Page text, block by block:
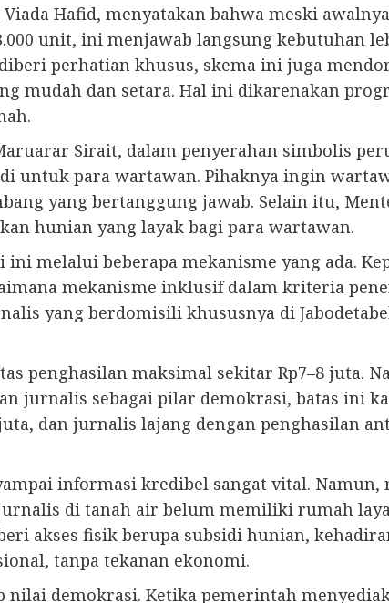
Hafid, menyatakan bahwa meski
unit, ini menjawab langsung kebutuhan
perhatian khusus, skema ini juga
mudah dan setara. Hal ini dikarenakan
Sirait, dalam penyerahan simbolis
untuk para wartawan. Pihaknya ingin
yang bertanggung jawab. Selain itu,
hunian yang layak bagi para wartawan.
melalui beberapa mekanisme yang ada.
mekanisme inklusif dalam kriteria
yang berdomisili khususnya di
penghasilan maksimal sekitar Rp7–8 juta.
jurnalis sebagai pilar demokrasi, batas ini
dan jurnalis lajang dengan penghasilan
informasi kredibel sangat vital.
di tanah air belum memiliki rumah
akses fisik berupa subsidi hunian,
tanpa tekanan ekonomi.
demokrasi. Ketika pemerintah